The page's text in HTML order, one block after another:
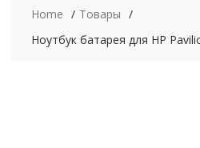
Home
Товары
Ноутбук батарея для HP